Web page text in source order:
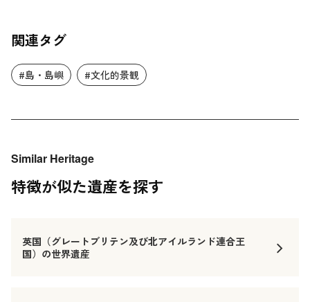
関連タグ
#島・島嶼 #文化的景観
Similar Heritage
特徴が似た遺産を探す
英国（グレートブリテン及び北アイルランド連合王
国）の世界遺産